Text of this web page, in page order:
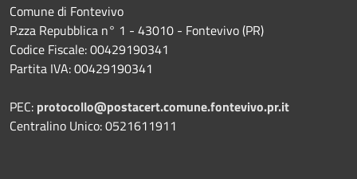
Comune di Fontevivo
P.zza Repubblica n° 1 - 43010 - Fontevivo (PR)
Codice Fiscale: 00429190341
Partita IVA: 00429190341
PEC: protocollo@postacert.comune.fontevivo.pr.it
Centralino Unico: 0521611911